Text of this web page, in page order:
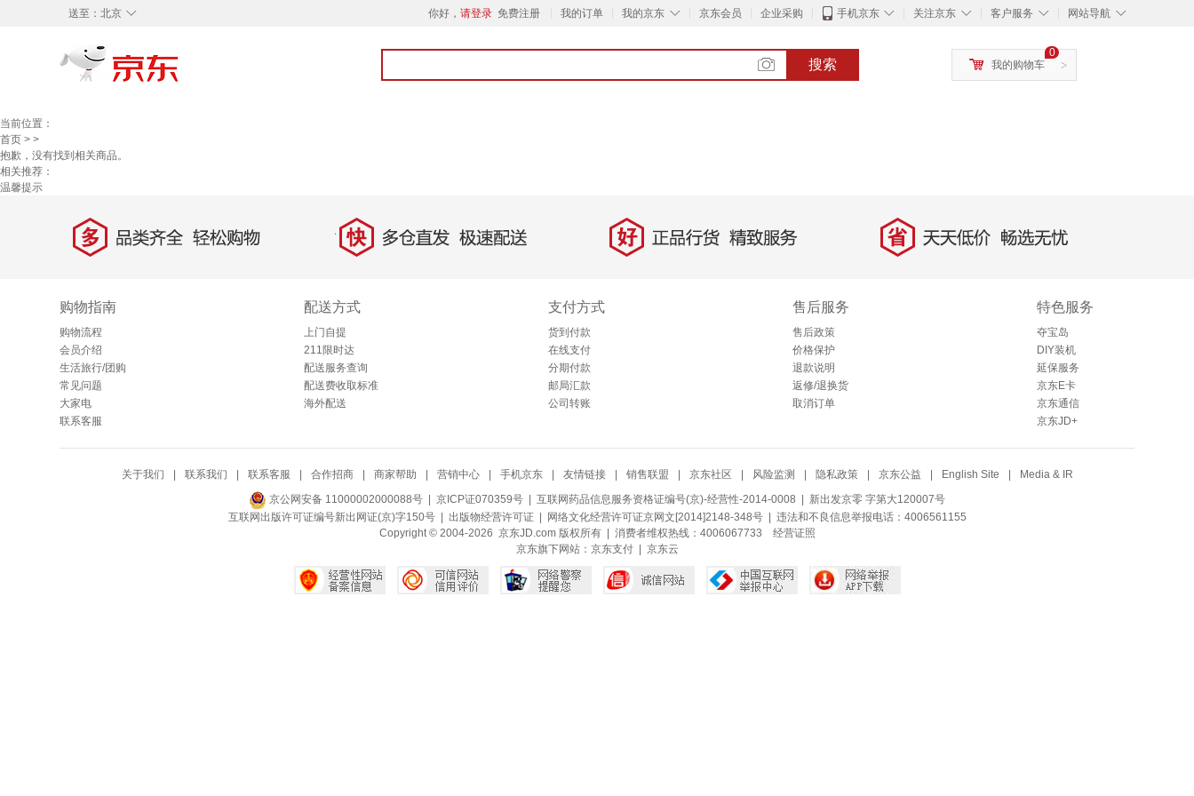
◇
送至： 北京 你好， 请登录 免费注册 我的订单 ◇
我的京东 京东会员 企业采购 ◇
手机京东 ◇
关注京东 ◇
客户服务 ◇
网站导航
搜索 >
0
我的购物车
当前位置：
首页 > >
抱歉，没有找到相关商品。
相关推荐：
温馨提示
多 品类齐全，轻松购物 快 多仓直发，极速配送 好 正品行货，精致服务 省 天天低价，畅选无忧
购物指南
购物流程
会员介绍
生活旅行/团购
常见问题
大家电
联系客服
配送方式
上门自提
211限时达
配送服务查询
配送费收取标准
海外配送
支付方式
货到付款
在线支付
分期付款
邮局汇款
公司转账
售后服务
售后政策
价格保护
退款说明
返修/退换货
取消订单
特色服务
夺宝岛
DIY装机
延保服务
京东E卡
京东通信
京东JD+
关于我们 联系我们 联系客服 合作招商 商家帮助 营销中心 手机京东 友情链接 销售联盟 京东社区 风险监测 隐私政策 京东公益 English Site Media & IR
京公网安备 11000002000088号 | 京ICP证070359号 | 互联网药品信息服务资格证编号(京)-经营性-2014-0008 | 新出发京零 字第大120007号
互联网出版许可证编号新出网证(京)字150号 | 出版物经营许可证| 网络文化经营许可证京网文[2014]2148-348号| 违法和不良信息举报电话：4006561155
Copyright © 2004-2026 京东JD.com 版权所有 | 消费者维权热线：4006067733 经营证照
京东旗下网站： 京东支付| 京东云